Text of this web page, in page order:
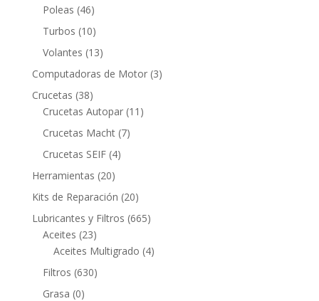
Poleas 4646
productos
Turbos 1010
productos
Volantes 1313
productos
Computadoras de Motor 33
Crucetas 3838
productos
Crucetas Autopar 11 11
Crucetas Macht 77
Crucetas SEIF 44
Herramientas 2020
productos
Kits de Reparación 2020
productos
Lubricantes y Filtros 665665
Aceites 2323
productos
Aceites Multigrado 44
Filtros 630630
Grasa 00